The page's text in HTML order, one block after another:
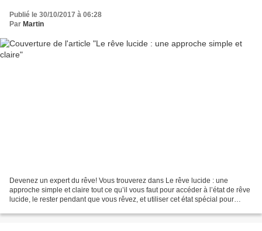
Publié le 30/10/2017 à 06:28
Par Martin
Devenez un expert du rêve! Vous trouverez dans Le rêve lucide : une
approche simple et claire tout ce qu’il vous faut pour accéder à l’état de rêve
lucide, le rester pendant que vous rêvez, et utiliser cet état spécial pour